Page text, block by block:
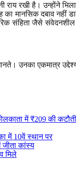
राय रखी है। उन्होंने
मानसिक दबाव नहीं
संहिता जैसे
उनका एकमात्र
में ₹209 की कटौती
में 10वें स्थान पर
कांस्य
मिले